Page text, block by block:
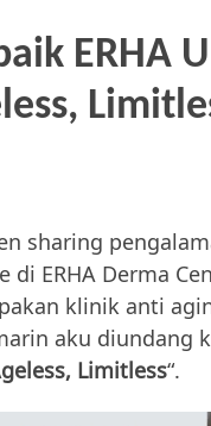
ERHA
sharing
ERHA Derma
klinik anti
aku diundang
Limitless“.